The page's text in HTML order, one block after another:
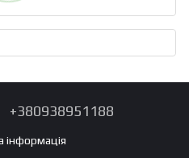
+380938951188
інформація